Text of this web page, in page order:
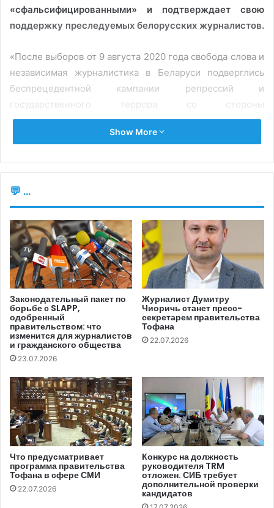
«сфальсифицированными» и подтверждает свою
поддержку преследуемых белорусских журналистов.
«После выборов от 9 августа 2020 года свобода слова и
независимая журналистика в Беларуси подверглись
беспрецедентной кампании репрессий и
государственного террора со стороны
правоохранительных органов и правительства
союзника Кремля Александра Лукашенко», – пишет
работников СМИ в настоящее время остаются за
сфабрикованным или политически мотивированным
обвинениям. Кроме того, страну покинули сотни
журналистов и закрылись десятки независимых
редакций.
По данным организации, за последние два года
полиция и другие представители силовых структур
осуществили более 500 арестов и задержаний. МИП
сообщает, что критикующие правительство
запугиваниями, штрафами, уголовными обвинениями и
угрозами жестокого обращения или пыток в тюрьмах.
«После принятия драконовских поправок к Уголовному
кодексу, дающих органам государственной власти
дополнительные полномочия по регулированию СМИ,
цензуре подверглись и многие ведущие независимые
газеты и СМИ страны, которые были признаны
Show More
💬 ...
Законодательный пакет по
борьбе с SLAPP,
одобренный
правительством: что
изменится для журналистов
и гражданского общества
23.07.2026
Журналист Думитру
Чиоричь станет пресс-
секретарем правительства
Тофана
22.07.2026
Что предусматривает
программа правительства
Тофана в сфере СМИ
22.07.2026
Конкурс на должность
руководителя TRM
отложен. СИБ требует
дополнительной проверки
кандидатов